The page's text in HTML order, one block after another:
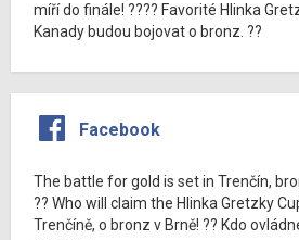
míří do finále! ???? Favorité Hlinka
Kanady budou bojovat o bronz. ??
Facebook
The battle for gold is set in Trenčín,
?? Who will claim the Hlinka Gretzky
Trenčíně, o bronz v Brně! ?? Kdo